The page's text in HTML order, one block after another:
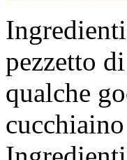
pezzetto
qualche